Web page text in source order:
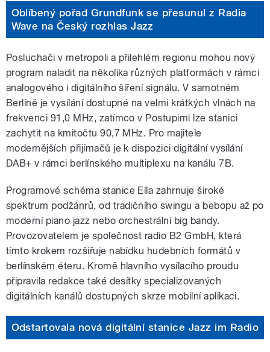
Oblíbený pořad Grundfunk se přesunul z Radia
Wave na Český rozhlas Jazz
Posluchači v metropoli a přilehlém regionu mohou nový
program naladit na několika různých platformách v rámci
analogového i digitálního šíření signálu. V samotném
Berlíně je vysílání dostupné na velmi krátkých vlnách na
frekvenci 91,0 MHz, zatímco v Postupimi lze stanici
zachytit na kmitočtu 90,7 MHz. Pro majitele
modernějších přijímačů je k dispozici digitální vysílání
DAB+ v rámci berlínského multiplexu na kanálu 7B.
Programové schéma stanice Ella zahrnuje široké
spektrum podžánrů, od tradičního swingu a bebopu až po
moderní piano jazz nebo orchestrální big bandy.
Provozovatelem je společnost radio B2 GmbH, která
tímto krokem rozšiřuje nabídku hudebních formátů v
berlínském éteru. Kromě hlavního vysílacího proudu
připravila redakce také desítky specializovaných
digitálních kanálů dostupných skrze mobilní aplikaci.
Odstartovala nová digitální stanice Jazz im Radio